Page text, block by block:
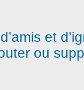
et
ou